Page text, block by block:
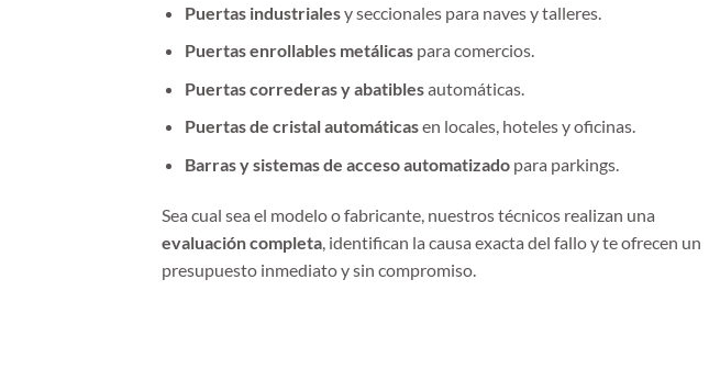
Puertas industrialesy seccionales para naves y talleres.
Puertas enrollables metálicaspara comercios.
Puertas correderas y abatiblesautomáticas.
Puertas de cristal automáticasen locales, hoteles y oficinas.
Barras y sistemas de acceso automatizadopara parkings.
Sea cual sea el modelo o fabricante, nuestros técnicos realizan una
evaluación completa , identifican la causa exacta del fallo y te ofrecen un
presupuesto inmediato y sin compromiso.